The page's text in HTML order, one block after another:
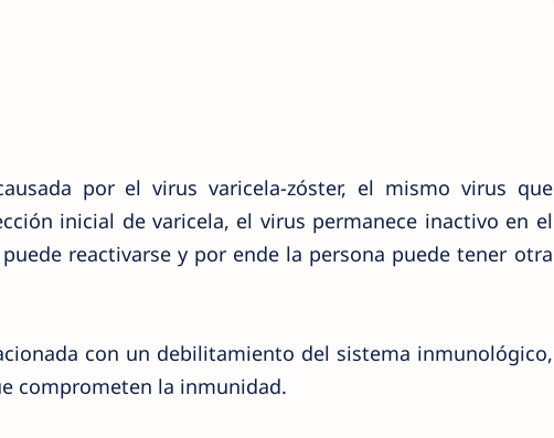
por el virus varicela-zóster, el mismo virus que
inicial de varicela, el virus permanece inactivo en el
reactivarse y por ende la persona puede tener otra
con un debilitamiento del sistema inmunológico,
comprometen la inmunidad.